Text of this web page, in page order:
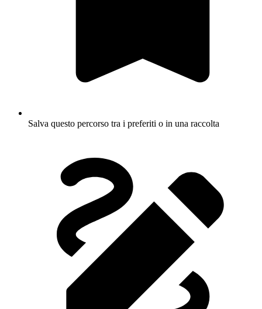
Salva questo percorso tra i preferiti o in una raccolta